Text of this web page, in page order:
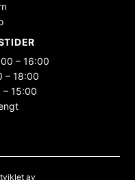
– 16:00
– 18:00
– 15:00
av